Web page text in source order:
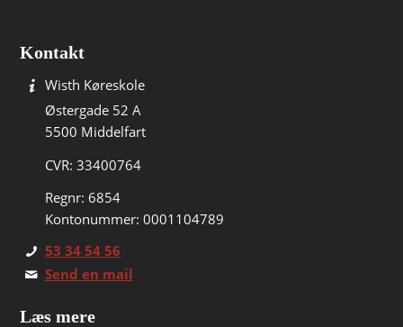
Kontakt
Wisth Køreskole
Østergade 52 A
5500 Middelfart
CVR: 33400764
Regnr: 6854
Kontonummer: 0001104789
53 34 54 56
Send en mail
Læs mere